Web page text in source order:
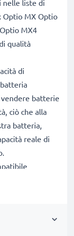
nelle liste di
Optio MX Optio
MX4
qualità
di
batterie
ciò che alla
batteria,
reale di